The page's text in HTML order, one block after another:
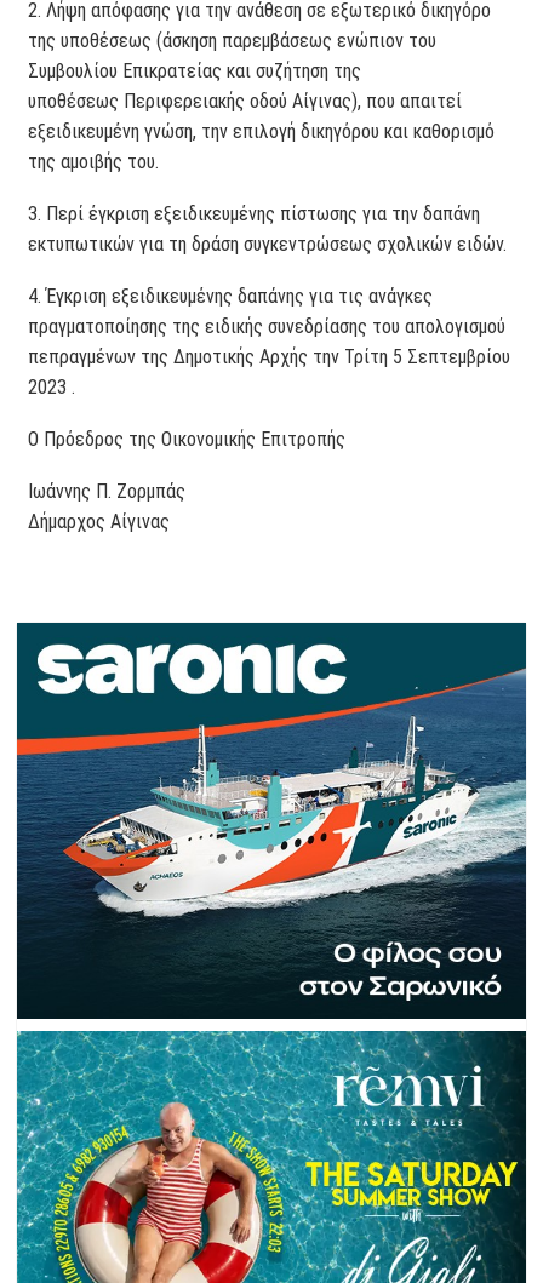
2. Λήψη απόφασης για την ανάθεση σε εξωτερικό δικηγόρο
της υποθέσεως (άσκηση παρεμβάσεως ενώπιον του
Συμβουλίου Επικρατείας και συζήτηση της
υποθέσεως Περιφερειακής οδού Αίγινας), που απαιτεί
εξειδικευμένη γνώση, την επιλογή δικηγόρου και καθορισμό
της αμοιβής του.
3. Περί έγκριση εξειδικευμένης πίστωσης για την δαπάνη
εκτυπωτικών για τη δράση συγκεντρώσεως σχολικών ειδών.
4. Έγκριση εξειδικευμένης δαπάνης για τις ανάγκες
πραγματοποίησης της ειδικής συνεδρίασης του απολογισμού
πεπραγμένων της Δημοτικής Αρχής την Τρίτη 5 Σεπτεμβρίου
2023 .
Ο Πρόεδρος της Οικονομικής Επιτροπής
Ιωάννης Π. Ζορμπάς
Δήμαρχος Αίγινας